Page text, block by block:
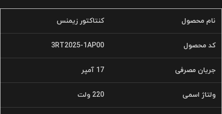
نام محصول کنتاکتور زیمنس
کد محصول 3RT2025-1AP00
جریان مصرفی 17 آمپر
ولتاژ اسمی 220 ولت